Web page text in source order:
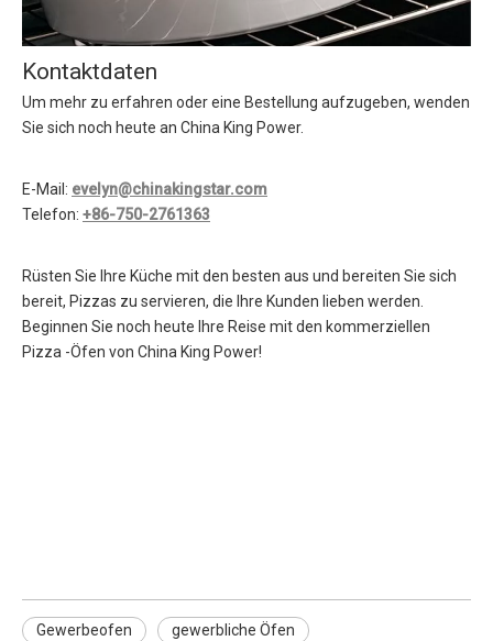
Kontaktdaten
Um mehr zu erfahren oder eine Bestellung aufzugeben, wenden
Sie sich noch heute an China King Power.
E-Mail: evelyn@chinakingstar.com
Telefon: +86-750-2761363
Rüsten Sie Ihre Küche mit den besten aus und bereiten Sie sich
bereit, Pizzas zu servieren, die Ihre Kunden lieben werden.
Beginnen Sie noch heute Ihre Reise mit den kommerziellen
Pizza -Öfen von China King Power!
Gewerbeofen gewerbliche Öfen